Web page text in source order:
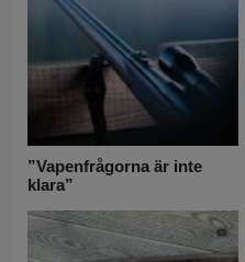
”Vapenfrågorna är inte
klara”